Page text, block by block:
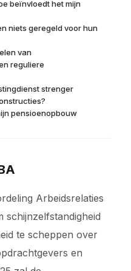
beïnvloedt het mijn
niets geregeld voor hun
van
reguliere
strenger
pensioenopbouw
Arbeidsrelaties
schijnzelfstandigheid
te scheppen over
en